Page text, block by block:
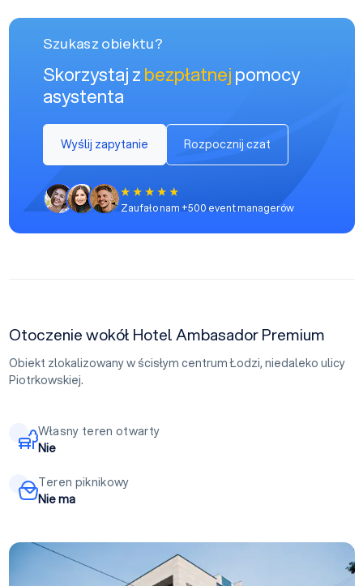
Szukasz obiektu?
Skorzystaj zbezpłatnejpomocy
asystenta
Wyślij zapytanie Rozpocznij czat
Zaufało nam +500 event managerów
Otoczenie wokół Hotel Ambasador Premium
Obiekt zlokalizowany w ścisłym centrum Łodzi, niedaleko ulicy
Piotrkowskiej.
Własny teren otwarty
Nie
Teren piknikowy
Nie ma